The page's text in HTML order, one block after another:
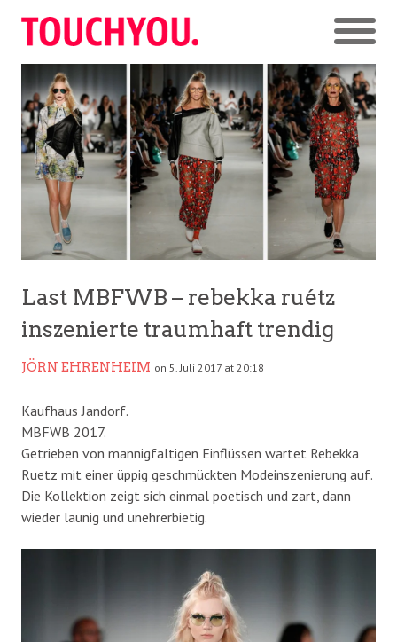
Last MBFWB – rebekka ruétz
inszenierte traumhaft trendig
JÖRN EHRENHEIM on 5. Juli 2017 at 20:18
Kaufhaus Jandorf.
MBFWB 2017.
Getrieben von mannigfaltigen Einflüssen wartet Rebekka
Ruetz mit einer üppig geschmückten Modeinszenierung auf.
Die Kollektion zeigt sich einmal poetisch und zart, dann
wieder launig und unehrerbietig.